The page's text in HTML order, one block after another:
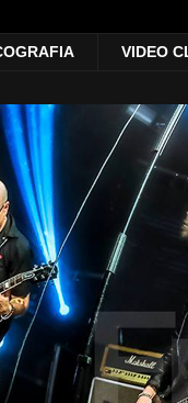
VIDEO